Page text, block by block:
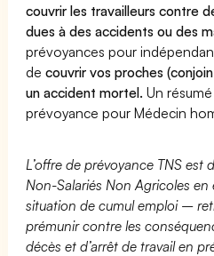
couvrir les travailleurs contre
dues à des accidents ou des
prévoyances pour
decouvrir vos proches
un accident mortel. Un
prévoyance pour Médecin
L’offre de prévoyance TNS est
Non-Salariés Non Agricoles
situation de cumul emploi –
prémunir contre les
décès et d’arrêt de travail en